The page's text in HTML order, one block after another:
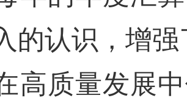
的认识，增
质量发展中